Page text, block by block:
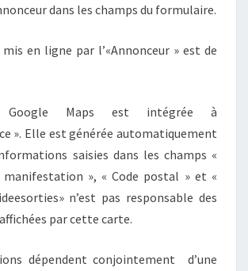
dans les champs du formulaire.
en ligne par l’«Annonceur » est de
Maps est intégrée à
». Elle est générée automatiquement
saisies dans les champs «
manifestation », « Code postal » et «
n’est pas responsable des
par cette carte.
dépendent conjointement d’une